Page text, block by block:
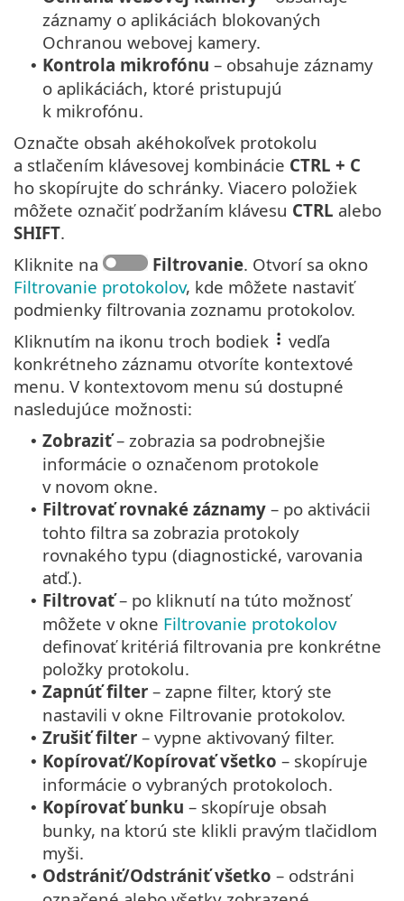
záznamy o aplikáciách blokovaných
Ochranou webovej kamery.
• Kontrola mikrofónu – obsahuje záznamy
o aplikáciách, ktoré pristupujú
k mikrofónu.
Označte obsah akéhokoľvek protokolu
a stlačením klávesovej kombinácie CTRL + C
ho skopírujte do schránky. Viacero položiek
môžete označiť podržaním klávesu CTRL alebo
SHIFT.
Kliknite na
Filtrovanie. Otvorí sa okno
Filtrovanie protokolov, kde môžete nastaviť
podmienky filtrovania zoznamu protokolov.
Kliknutím na ikonu troch bodiek
vedľa
konkrétneho záznamu otvoríte kontextové
menu. V kontextovom menu sú dostupné
nasledujúce možnosti:
• Zobraziť– zobrazia sa podrobnejšie
informácie o označenom protokole
v novom okne.
• Filtrovať rovnaké záznamy – po aktivácii
tohto filtra sa zobrazia protokoly
rovnakého typu (diagnostické, varovania
atď.).
• Filtrovať– po kliknutí na túto možnosť
môžete v okne Filtrovanie protokolov
definovať kritériá filtrovania pre konkrétne
položky protokolu.
• Zapnúť filter – zapne filter, ktorý ste
nastavili v okne Filtrovanie protokolov.
• Zrušiť filter – vypne aktivovaný filter.
• Kopírovať/Kopírovať všetko – skopíruje
informácie o vybraných protokoloch.
• Kopírovať bunku – skopíruje obsah
bunky, na ktorú ste klikli pravým tlačidlom
myši.
• Odstrániť/Odstrániť všetko – odstráni